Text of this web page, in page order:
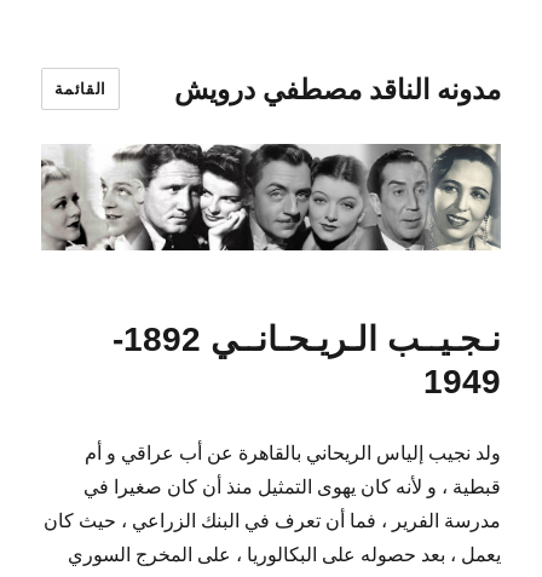
مدونه الناقد مصطفي درويش القائمة
نـجـيــب الـريـحـانــي 1892-
1949
ولد نجيب إلياس الريحاني بالقاهرة عن أب عراقي و أم
قبطية ، و لأنه كان يهوى التمثيل منذ أن كان صغيرا في
مدرسة الفرير ، فما أن تعرف في البنك الزراعي ، حيث كان
يعمل ، بعد حصوله على البكالوريا ، على المخرج السوري